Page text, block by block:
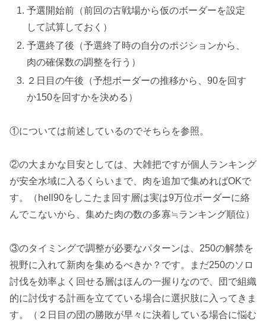
予選開始前（前回の古戦場から仮のボーダーを設定
して試算しておく）
予選終了後（予選終了時の自分のポジションから、
肉の確保数の調整を行う）
２日目の午後（予想ボーダーの推移から、90を回す
か150を回すかを決める）
①については前述しているのでそちらを参照。
②の大まかな目安としては、大雑把ですが個人ランキング
が安全水域に入るくらいまで、肉を追加で集めればOKで
す。（hell90をしこたま回す層は実は9万位ボーダーに絡
んでこないから、集めた肉の数の多寡≒ランキング順位）
③のタイミングで調整が必要なパターンは、250の解禁を
視野に入れて新肉を集めるべきか？です。まだ250のソロ
討伐を効率よく回せる層はほんの一握りなので、団で組織
的に討伐する計画を立てている場合に選択肢に入ってきま
す。（２日目の団の勝敗が早々に決着している場合に悩む